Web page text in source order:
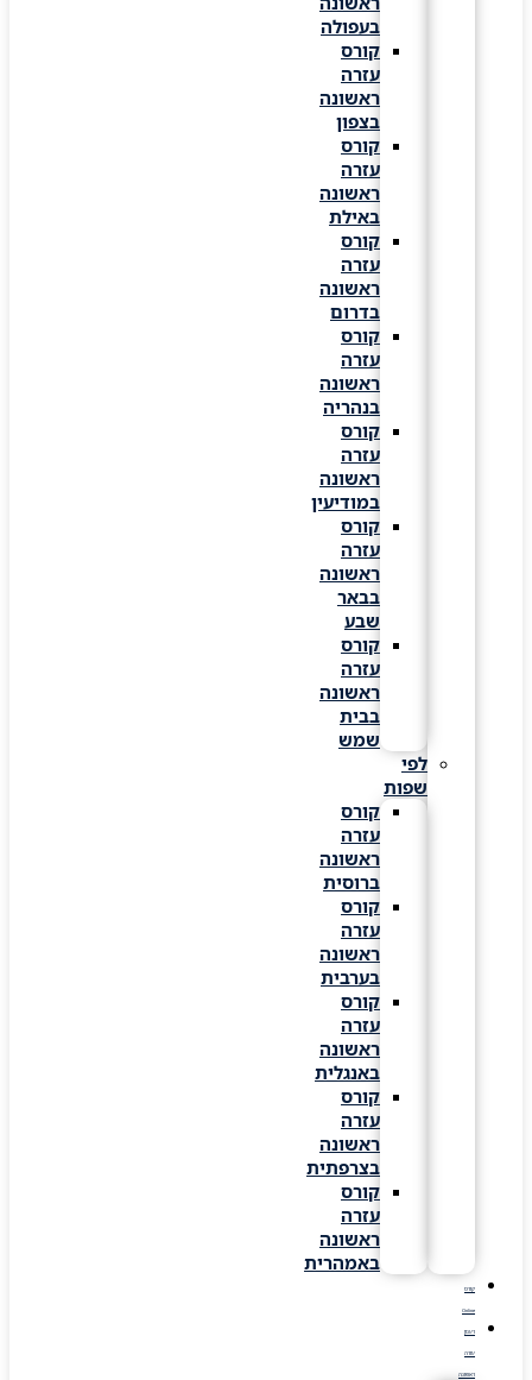
בעפולה
קורס
עזרה
ראשונה
בצפון
קורס
עזרה
ראשונה
באילת
קורס
עזרה
ראשונה
בדרום
קורס
עזרה
ראשונה
בנהריה
קורס
עזרה
ראשונה
במודיעין
קורס
עזרה
ראשונה
בבאר
קורס
עזרה
ראשונה
בבית
שמש
לפי
שפות
קורס
עזרה
ראשונה
ברוסית
קורס
עזרה
ראשונה
בערבית
קורס
עזרה
ראשונה
באנגלית
קורס
עזרה
ראשונה
בצרפתית
קורס
עזרה
ראשונה
באמהרית